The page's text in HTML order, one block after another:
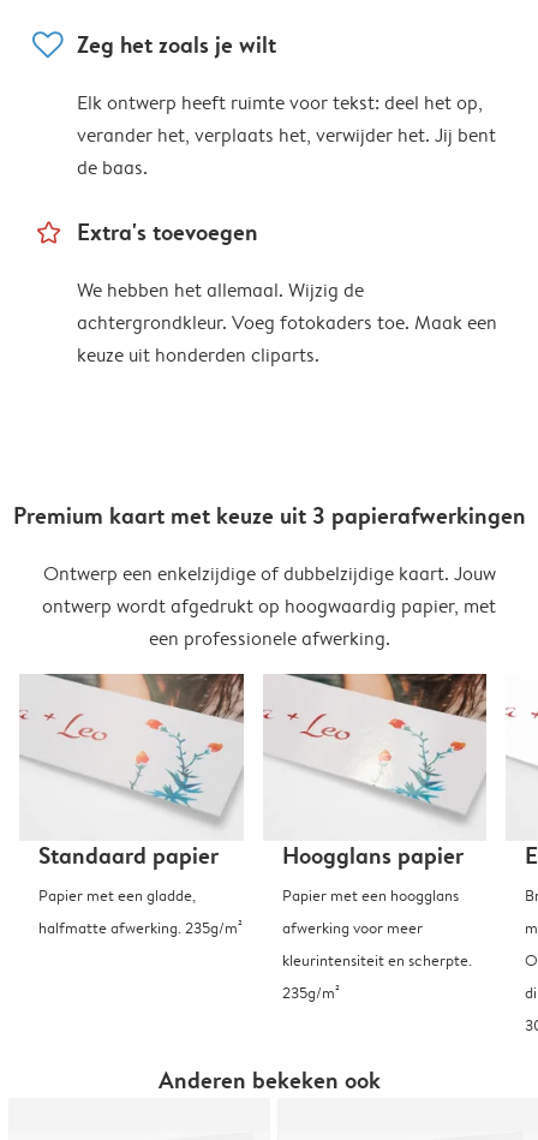
heart Zeg het zoals je wilt
Elk ontwerp heeft ruimte voor tekst: deel het op,
verander het, verplaats het, verwijder het. Jij bent
de baas.
star_outline Extra's toevoegen
We hebben het allemaal. Wijzig de
achtergrondkleur. Voeg fotokaders toe. Maak een
keuze uit honderden cliparts.
Premium kaart met keuze uit 3 papierafwerkingen
Ontwerp een enkelzijdige of dubbelzijdige kaart. Jouw
ontwerp wordt afgedrukt op hoogwaardig papier, met
een professionele afwerking.
Standaard papier
Papier met een gladde,
halfmatte afwerking. 235g/m²
Hoogglans papier
Papier met een hoogglans
afwerking voor meer
kleurintensiteit en scherpte.
235g/m²
Anderen bekeken ook